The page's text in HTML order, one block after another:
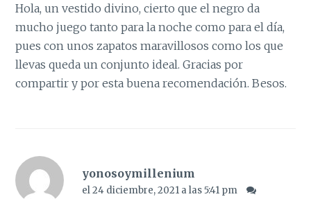
Hola, un vestido divino, cierto que el negro da
mucho juego tanto para la noche como para el día,
pues con unos zapatos maravillosos como los que
llevas queda un conjunto ideal. Gracias por
compartir y por esta buena recomendación. Besos.
yonosoymillenium
el 24 diciembre, 2021 a las 5:41 pm